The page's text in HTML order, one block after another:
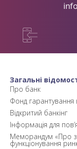
Загальні
Про банк
Фонд гарантування
Відкритий банкінг
Інформація для
Меморандум «Про
функціонування